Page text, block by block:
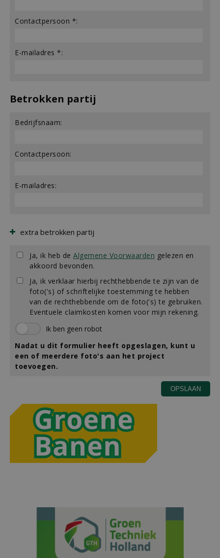
Contactpersoon *:
E-mailadres *:
Betrokken partij
Bedrijfsnaam:
Contactpersoon:
E-mailadres:
extra betrokken partij
Ja, ik heb de Algemene Voorwaarden gelezen en
akkoord bevonden.
Ja, ik verklaar hierbij rechthebbende te zijn van de
foto('s) of schriftelijke toestemming te hebben
van de rechthebbende om de foto('s) te gebruiken.
Eventuele claimkosten komen voor mijn rekening.
Nadat u dit formulier heeft opgeslagen, kunt u
een of meerdere foto's aan het project
toevoegen.